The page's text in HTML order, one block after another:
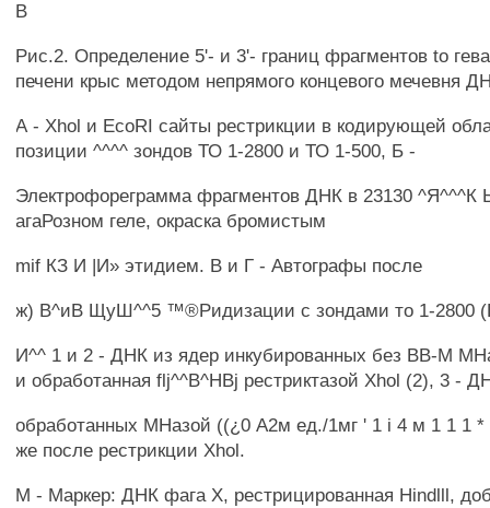
В
Рис.2. Определение 5'- и 3'- границ фрагментов to
печени крыс методом непрямого концевого мечевня
А - Xhol и EcoRI сайты рестрикции в кодирующей
позиции ^^^^ зондов ТО 1-2800 и ТО 1-500, Б -
Электрофореграмма фрагментов ДНК в 23130
агаРозном геле, окраска бромистым
mif КЗ И |И» этидием. В и Г - Автографы после
ж) В^иВ ЩуШ^^5 ™®Ридизации с зондами то 1-2800
И^^ 1 и 2 - ДНК из ядер инкубированных без ВВ-М
и обработанная flj^^B^HBj рестриктазой Xhol (2), 3 -
обработанных МНазой ((¿0 А2м ед./1мг ' 1 i 4 м 1 1 1
же после рестрикции Xhol.
М - Маркер: ДНК фага X, рестрицированная Hindlll,